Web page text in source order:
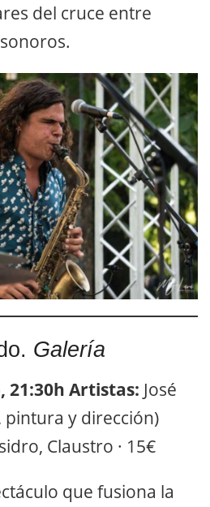
del cruce entre
Galería
21:30h Artistas: José
pintura y dirección)
Claustro · 15€
que fusiona la